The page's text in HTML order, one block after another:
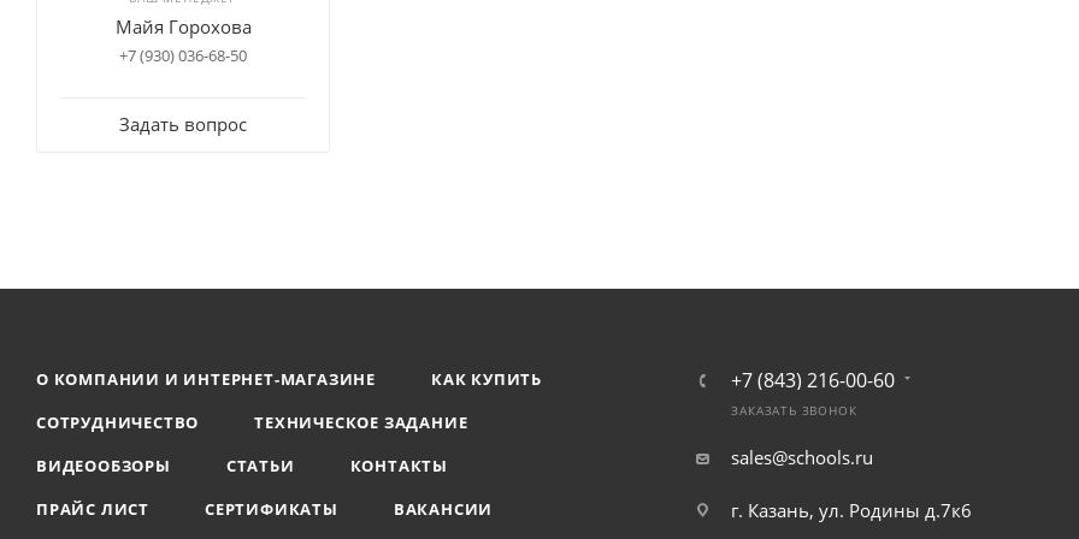
Майя Горохова
+7 (930) 036-68-50
Задать вопрос
О КОМПАНИИ И ИНТЕРНЕТ-МАГАЗИНЕ
КАК КУПИТЬ
СОТРУДНИЧЕСТВО
ТЕХНИЧЕСКОЕ ЗАДАНИЕ
ВИДЕООБЗОРЫ
СТАТЬИ
КОНТАКТЫ
ПРАЙС ЛИСТ
СЕРТИФИКАТЫ ВАКАНСИИ
+7 (843) 216-00-60
ЗАКАЗАТЬ ЗВОНОК
sales@schools.ru
г. Казань, ул. Родины д.7к6